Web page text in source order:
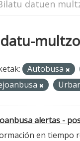
Autobusa
alertas -
en tiempo